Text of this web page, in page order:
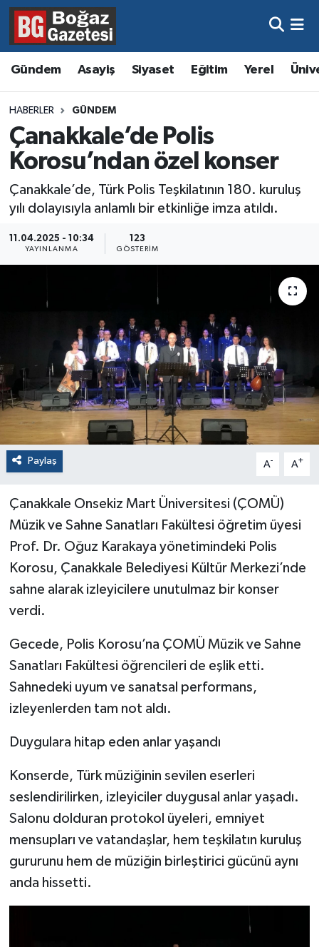
Gündem Asayiş Siyaset Eğitim Yerel
HABERLER GÜNDEM
Çanakkale’de Polis
Korosu’ndan özel konser
Çanakkale’de, Türk Polis Teşkilatının 180. kuruluş
yılı dolayısıyla anlamlı bir etkinliğe imza atıldı.
11.04.2025 - 10:34
YAYINLANMA
123
GÖSTERIM
Paylaş A- A+
Çanakkale Onsekiz Mart Üniversitesi (ÇOMÜ)
Müzik ve Sahne Sanatları Fakültesi öğretim üyesi
Prof. Dr. Oğuz Karakaya yönetimindeki Polis
Korosu, Çanakkale Belediyesi Kültür Merkezi’nde
sahne alarak izleyicilere unutulmaz bir konser
verdi.
Gecede, Polis Korosu’na ÇOMÜ Müzik ve Sahne
Sanatları Fakültesi öğrencileri de eşlik etti.
Sahnedeki uyum ve sanatsal performans,
izleyenlerden tam not aldı.
Duygulara hitap eden anlar yaşandı
Konserde, Türk müziğinin sevilen eserleri
seslendirilirken, izleyiciler duygusal anlar yaşadı.
Salonu dolduran protokol üyeleri, emniyet
mensupları ve vatandaşlar, hem teşkilatın kuruluş
gururunu hem de müziğin birleştirici gücünü aynı
anda hissetti.
Asayiş
Eğitim
Ekonomi
Gündem
Kültür ve Sanat
Magazin
Sağlık
Hava Durumu
Trafik Durumu
Süper Lig Puan Durumu ve Fikstür
Tüm Manşetler
Son Dakika Haberleri
Haber Arşivi